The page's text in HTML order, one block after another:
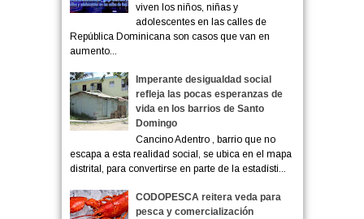
viven los niños, niñas y
adolescentes en las calles de
República Dominicana son casos que van en
aumento...
Imperante desigualdad social
refleja las pocas esperanzas de
vida en los barrios de Santo
Domingo
Cancino Adentro , barrio que no
escapa a esta realidad social, se ubica en el mapa
distrital, para convertirse en parte de la estadísti...
CODOPESCA reitera veda para
pesca y comercialización